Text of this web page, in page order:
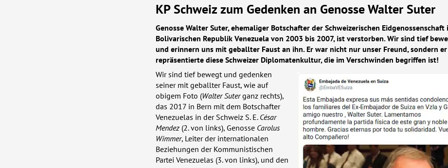
KP Schweiz zum Gedenken an Genosse Walter Suter
Genosse Walter Suter, ehemaliger Botschafter der Schweizerischen Eidgenossenschaft
Bolivarischen Republik Venezuela von 2003 bis 2007, ist verstorben. Wir sind tief
und erinnern uns mit geballter Faust an ihn. Er war nicht nur unser Freund, sondern er
repräsentierte diese Schweizer Diplomatenkultur, die im Verschwinden begriffen ist!
Wir sind tief bewegt und gedenken
seiner mit geballter Faust, wie auf
obigem Foto (Walter Suterganz rechts),
das 2017 in Bern mit dem Botschafter
Venezuelas in der Schweiz S. E. César
Mendez (2. von links), Genosse Carolus
Wimmer, Leiter der internationalen
Beziehungen der Kommunistischen
Partei Venezuelas (3. von links), und den